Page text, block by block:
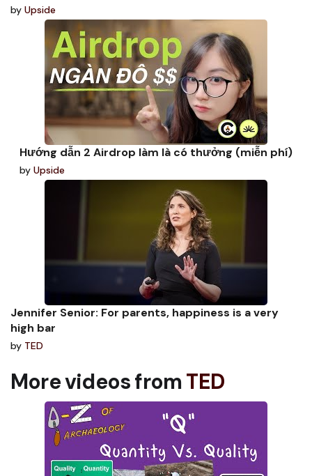
by Upside
Hướng dẫn 2 Airdrop làm là có thưởng (miễn phí)
by Upside
Jennifer Senior: For parents, happiness is a very
high bar
by TED
More videos fromTED